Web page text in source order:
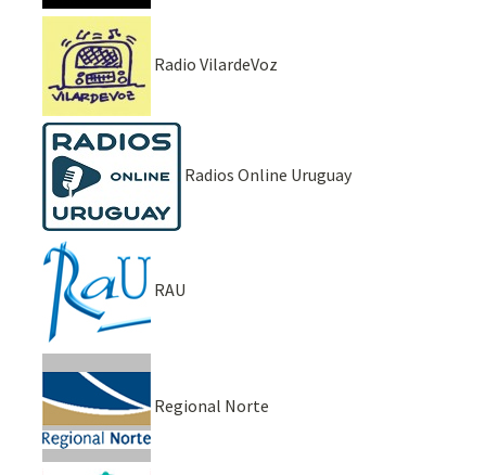
Radio VilardeVoz
Radios Online Uruguay
RAU
Regional Norte